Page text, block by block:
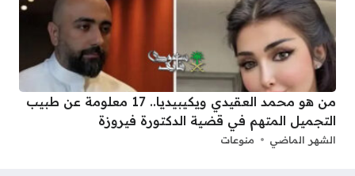
من هو محمد العقيدي ويكيبيديا.. 17 معلومة عن طبيب
التجميل المتهم في قضية الدكتورة فيروزة
الشهر الماضي منوعات